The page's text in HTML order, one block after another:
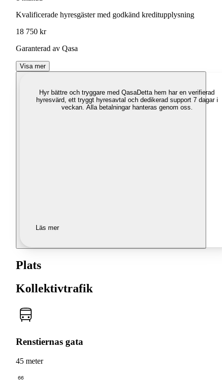
Kvalificerade hyresgäster med godkänd kreditupplysning
18 750 kr
Garanterad av Qasa
Visa mer
Hyr bättre och tryggare med QasaDetta hem har en verifierad
hyresvärd, ett tryggt hyresavtal och dedikerad support 7 dagar i
veckan. Alla betalningar hanteras genom oss.
Läs mer
Plats
Kollektivtrafik
Renstiernas gata
45 meter
66